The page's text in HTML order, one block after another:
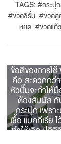
TAGS: #กระปุ
#ขวดซีรั่ม #ขวด
หยด #ขวดแก้ว
ข้อดีของการใ
คือ สะดวกกว่
หัวปั๊มจะทำให้
ต้องสัมผัส กั
กระปุก เพรา
เชื้อ แบคทีเรีย
ทำให้เกิด ปฎิกิ